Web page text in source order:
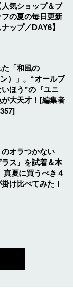
気ショップ＆ブ
の夏の毎日更新
ップ／DAY6】
「和風の
）」。“オールブ
ほう”の『ユニ
大天才！[編集者
のオラつかない
ラス』を試着＆本
真夏に買うべき４
け比べてみた！